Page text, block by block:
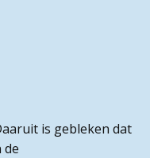
is gebleken dat
de